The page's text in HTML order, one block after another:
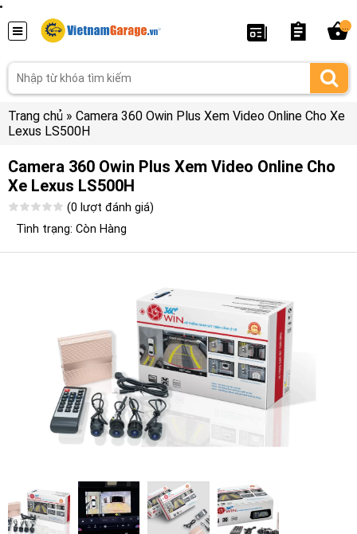
Trang chủ » Camera 360 Owin Plus Xem Video Online Cho Xe
Lexus LS500H
Camera 360 Owin Plus Xem Video Online Cho
Xe Lexus LS500H
(0 lượt đánh giá)
Tình trạng: Còn Hàng